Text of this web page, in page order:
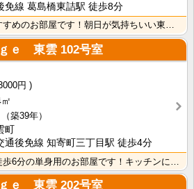
免線 葛島橋東詰駅 徒歩8分
ｇｅ 東雲 102号室
円
（築39年）
町
通後免線 知寄町三丁目駅 徒歩4分
ｇｅ 東雲 202号室